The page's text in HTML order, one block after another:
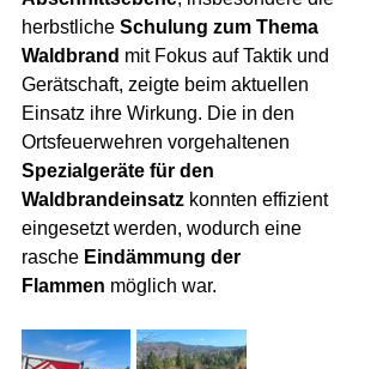
herbstliche Schulung zum Thema
Waldbrand mit Fokus auf Taktik und
Gerätschaft, zeigte beim aktuellen
Einsatz ihre Wirkung. Die in den
Ortsfeuerwehren vorgehaltenen
Spezialgeräte für den
Waldbrandeinsatz konnten effizient
eingesetzt werden, wodurch eine
rasche Eindämmung der
Flammen möglich war.